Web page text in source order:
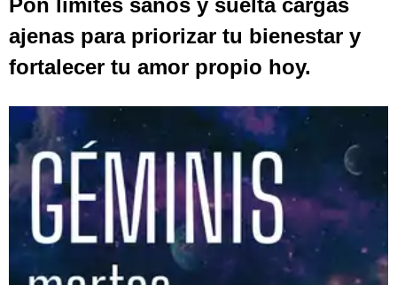
Pon límites sanos y suelta cargas
ajenas para priorizar tu bienestar y
fortalecer tu amor propio hoy.